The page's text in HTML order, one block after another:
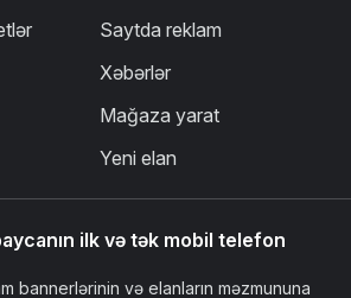
Saytda reklam
Xəbərlər
Mağaza yarat
Yeni elan
ilk və tək mobil telefon
bannerlərinin və elanların məzmununa